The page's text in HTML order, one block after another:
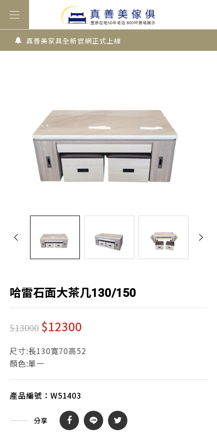
真善美家具全新官網正式上線
哈雷石面大茶几130/150
$13000 $12300
尺寸:長130寛70高52
顏色:單一
產品編號： W51403
分享